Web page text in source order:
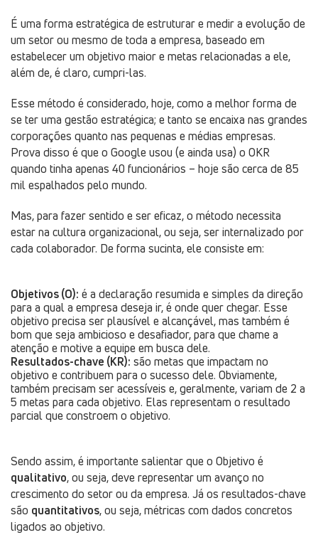
É uma forma estratégica de estruturar e medir a evolução de
um setor ou mesmo de toda a empresa, baseado em
estabelecer um objetivo maior e metas relacionadas a ele,
além de, é claro, cumpri-las.
Esse método é considerado, hoje, como a melhor forma de
se ter uma gestão estratégica; e tanto se encaixa nas grandes
corporações quanto nas pequenas e médias empresas.
Prova disso é que o Google usou (e ainda usa) o OKR
quando tinha apenas 40 funcionários – hoje são cerca de 85
mil espalhados pelo mundo.
Mas, para fazer sentido e ser eficaz, o método necessita
estar na cultura organizacional, ou seja, ser internalizado por
cada colaborador. De forma sucinta, ele consiste em:
Objetivos (O): é a declaração resumida e simples da direção
para a qual a empresa deseja ir, é onde quer chegar. Esse
objetivo precisa ser plausível e alcançável, mas também é
bom que seja ambicioso e desafiador, para que chame a
atenção e motive a equipe em busca dele.
Resultados-chave (KR): são metas que impactam no
objetivo e contribuem para o sucesso dele. Obviamente,
também precisam ser acessíveis e, geralmente, variam de 2 a
5 metas para cada objetivo. Elas representam o resultado
parcial que constroem o objetivo.
Sendo assim, é importante salientar que o Objetivo é
qualitativo, ou seja, deve representar um avanço no
crescimento do setor ou da empresa. Já os resultados-chave
são quantitativos, ou seja, métricas com dados concretos
ligados ao objetivo.